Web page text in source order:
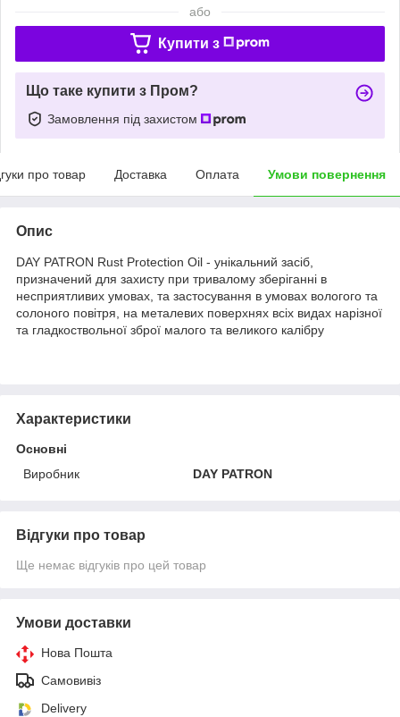
або
Купити з
Що таке купити з Пром?
Замовлення під захистом
про товар Доставка Оплата Умови повернення
Опис
DAY PATRON Rust Protection Oil - унікальний засіб,
призначений для захисту при тривалому зберіганні в
несприятливих умовах, та застосування в умовах вологого та
солоного повітря, на металевих поверхнях всіх видах нарізної
та гладкоствольної зброї малого та великого калібру
Характеристики
Основні
Виробник
DAY PATRON
Відгуки про товар
Ще немає відгуків про цей товар
Умови доставки
Нова Пошта
Самовивіз
Delivery